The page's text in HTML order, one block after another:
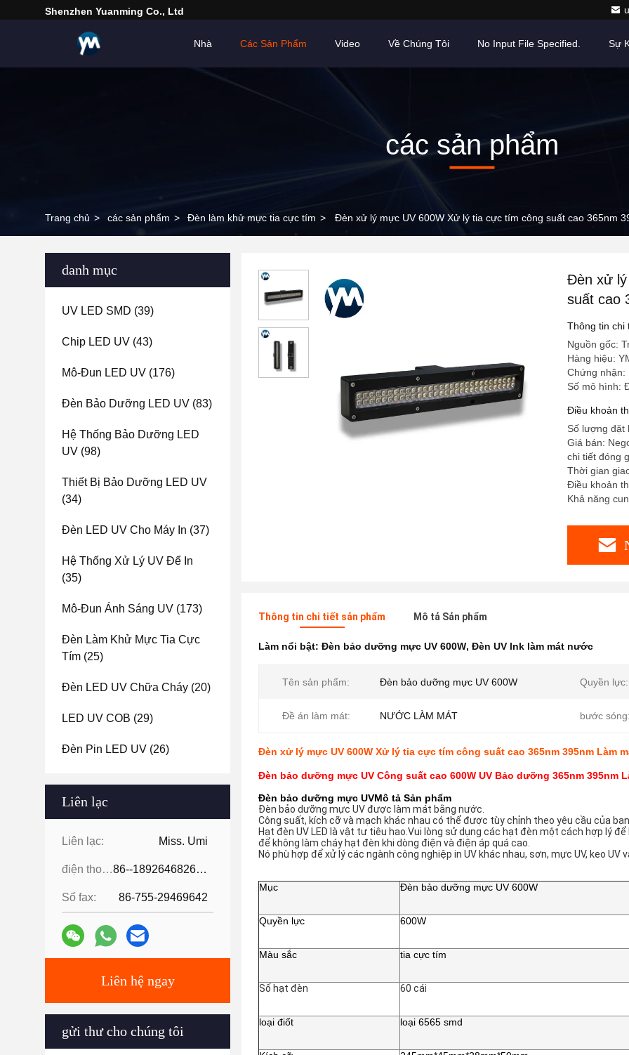
Shenzhen Yuanming Co., Ltd
Nhà Các Sản Phẩm Video Về Chúng Tôi No Input File Specified. Sự
các sản phẩm
Trang chủ > các sản phẩm > Đèn làm khử mực tia cực tím > Đèn xử lý mực UV 600W Xử lý tia cực tím công suất cao 365nm
danh mục
UV LED SMD (39)
Chip LED UV (43)
Mô-Đun LED UV (176)
Đèn Bảo Dưỡng LED UV (83)
Hệ Thống Bảo Dưỡng LED
UV (98)
Thiết Bị Bảo Dưỡng LED UV
(34)
Đèn LED UV Cho Máy In (37)
Hệ Thống Xử Lý UV Để In
(35)
Mô-Đun Ánh Sáng UV (173)
Đèn Làm Khử Mực Tia Cực
Tím (25)
Đèn LED UV Chữa Cháy (20)
LED UV COB (29)
Đèn Pin LED UV (26)
Liên lạc
Liên lạc: Miss. Umi
điện thoại: 86--18926468268-15989898006
Số fax: 86-755-29469642
Liên hệ ngay
gửi thư cho chúng tôi
Đèn xử
suất cao
Thông tin chi
Nguồn gốc:
Hàng hiệu:
Chứng nhận:
Số mô hình:
Điều khoản
Số lượng đặt
Giá bán:
chi tiết đóng
Thời gian
Điều khoản
Khả năng
Thông tin chi tiết sản phẩm Mô tả Sản phẩm
Làm nổi bật: Đèn bảo dưỡng mực UV 600W, Đèn UV lnk làm mát nước
Tên sản phẩm: Đèn bảo dưỡng mực UV 600W Quyền lực:
Đề án làm mát: NƯỚC LÀM MÁT bước
Đèn xử lý mực UV 600W Xử lý tia cực tím công suất cao 365nm 395nm Làm
Đèn bảo dưỡng mực UV Công suất cao 600W UV Bảo dưỡng 365nm 395nm
Đèn bảo dưỡng mực UVMô tả Sản phẩm
Đèn bảo dưỡng mực UV được làm mát bằng nước.
Công suất, kích cỡ và mạch khác nhau có thể được tùy chỉnh theo yêu cầu của
Hạt đèn UV LED là vật tư tiêu hao.Vui lòng sử dụng các hạt đèn một cách hợp lý
để không làm cháy hạt đèn khi dòng điện và điện áp quá cao.
Nó phù hợp để xử lý các ngành công nghiệp in UV khác nhau, sơn, mực UV, keo UV
Mục Đèn bảo dưỡng mực UV 600W
Quyền lực 600W
Màu sắc tia cực tím
Số hạt đèn 60 cái
loại điốt loại 6565 smd